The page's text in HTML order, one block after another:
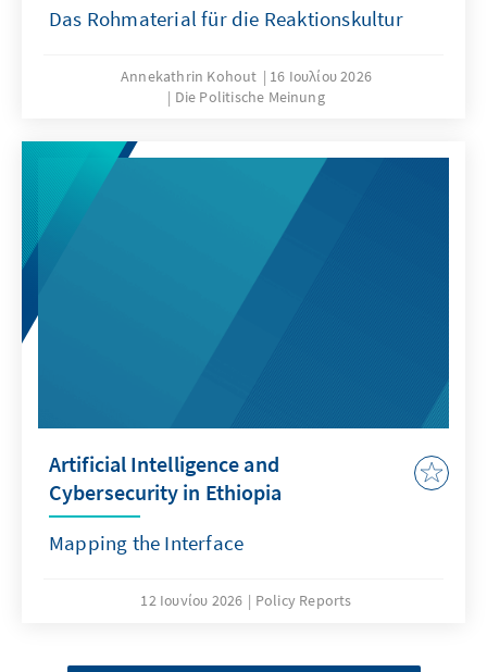
Das Rohmaterial für die Reaktionskultur
Annekathrin Kohout
16 Ιουλίου 2026
Die Politische Meinung
Artificial Intelligence and
Cybersecurity in Ethiopia
Mapping the Interface
12 Ιουνίου 2026 Policy Reports